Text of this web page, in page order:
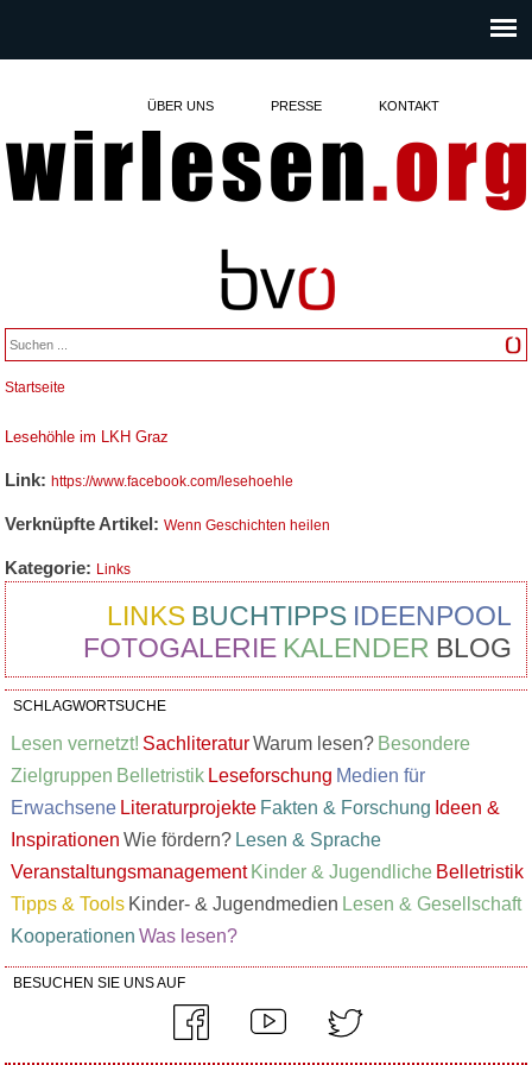
ÜBER UNS PRESSE KONTAKT
Sie sind hier
Startseite
Lesehöhle im LKH Graz
Link:https://www.facebook.com/lesehoehle
Verknüpfte Artikel:Wenn Geschichten heilen
Kategorie: Links
IDEENPOOL
BUCHTIPPS
LINKS
BLOG
KALENDER
FOTOGALERIE
SCHLAGWORTSUCHE
Lesen vernetzt! Sachliteratur Warum lesen? Besondere
Zielgruppen Belletristik Leseforschung Medien für
Erwachsene Literaturprojekte Fakten & Forschung Ideen &
Inspirationen Wie fördern? Lesen & Sprache
Veranstaltungsmanagement Kinder & Jugendliche Belletristik
Tipps & Tools Kinder- & Jugendmedien Lesen & Gesellschaft
Kooperationen Was lesen?
BESUCHEN SIE UNS AUF